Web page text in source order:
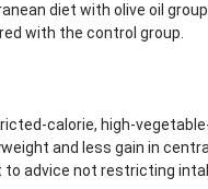
diet with olive oil
with the control group.
calorie, high-
and less gain in
advice not restricting